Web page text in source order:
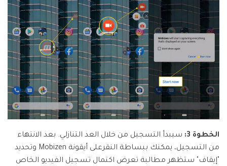
الخطوة 3:
سيبدأ التسجيل من خلال العد التنازلي. بعد الانتهاء
من التسجيل، يمكنك ببساطة النقرعلى أيقونة Mobizen وتحديد
"إيقاف" ستظهر مطالبة تعرض اكتمال تسجيل الفيديو الخاص